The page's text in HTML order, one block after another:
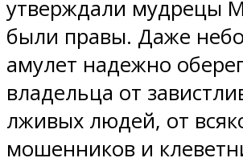
утверждали мудрецы
были правы. Даже
амулет надежно
владельца от
лживых людей, от
мошенников и